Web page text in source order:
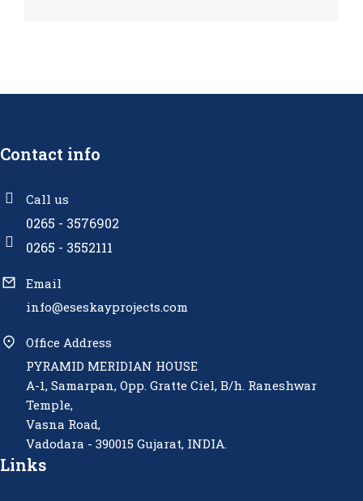
Contact info
Call us
0265 - 3576902
0265 - 3552111
Email
info@eseskayprojects.com
Office Address
PYRAMID MERIDIAN HOUSE
A-1, Samarpan, Opp. Gratte Ciel, B/h. Raneshwar
Temple,
Vasna Road,
Vadodara - 390015 Gujarat, INDIA.
Links